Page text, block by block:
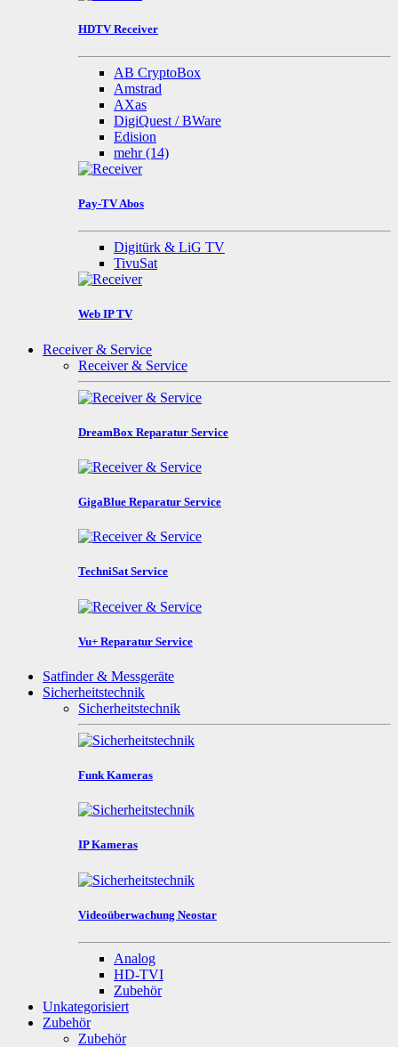
HDTV Receiver
AB CryptoBox
Amstrad
AXas
DigiQuest / BWare
Edision
mehr(14)
Pay-TV Abos
Digitürk & LiG TV
TivuSat
Web IP TV
Receiver & Service
Receiver & Service
DreamBox Reparatur Service
GigaBlue Reparatur Service
TechniSat Service
Vu+ Reparatur Service
Satfinder & Messgeräte
Sicherheitstechnik
Sicherheitstechnik
Funk Kameras
IP Kameras
Videoüberwachung Neostar
Analog
HD-TVI
Zubehör
Unkategorisiert
Zubehör
Zubehör